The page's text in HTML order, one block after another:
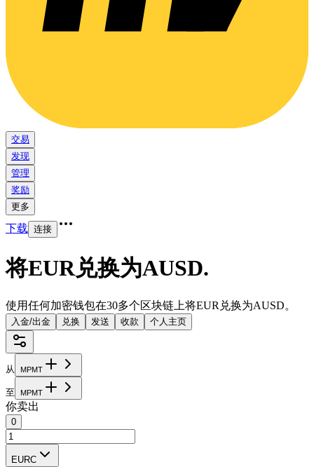
交易
发现
管理
奖励
更多
下载 连接
将EUR兑换为AUSD.
使用任何加密钱包在30多个区块链上将EUR兑换为AUSD。
入金/出金 兑换 发送 收款 个人主页
从 MPMT
至 MPMT
你卖出
0
EURC